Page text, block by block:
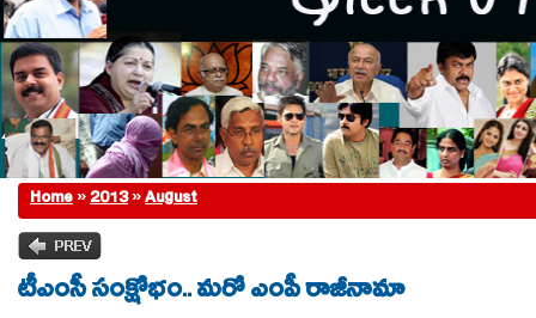
Home»2013»August
టీఎంసీ సంక్షోభం.. మరో ఎంపీ రాజీనామా